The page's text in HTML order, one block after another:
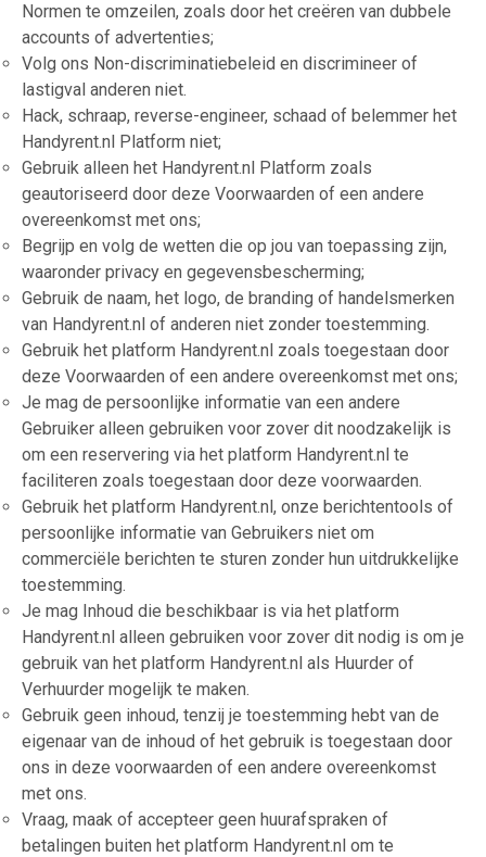
Normen te omzeilen, zoals door het creëren van dubbele
accounts of advertenties;
Volg ons Non-discriminatiebeleid en discrimineer of
lastigval anderen niet.
Hack, schraap, reverse-engineer, schaad of belemmer het
Handyrent.nl Platform niet;
Gebruik alleen het Handyrent.nl Platform zoals
geautoriseerd door deze Voorwaarden of een andere
overeenkomst met ons;
Begrijp en volg de wetten die op jou van toepassing zijn,
waaronder privacy en gegevensbescherming;
Gebruik de naam, het logo, de branding of handelsmerken
van Handyrent.nl of anderen niet zonder toestemming.
Gebruik het platform Handyrent.nl zoals toegestaan door
deze Voorwaarden of een andere overeenkomst met ons;
Je mag de persoonlijke informatie van een andere
Gebruiker alleen gebruiken voor zover dit noodzakelijk is
om een reservering via het platform Handyrent.nl te
faciliteren zoals toegestaan door deze voorwaarden.
Gebruik het platform Handyrent.nl, onze berichtentools of
persoonlijke informatie van Gebruikers niet om
commerciële berichten te sturen zonder hun uitdrukkelijke
toestemming.
Je mag Inhoud die beschikbaar is via het platform
Handyrent.nl alleen gebruiken voor zover dit nodig is om je
gebruik van het platform Handyrent.nl als Huurder of
Verhuurder mogelijk te maken.
Gebruik geen inhoud, tenzij je toestemming hebt van de
eigenaar van de inhoud of het gebruik is toegestaan door
ons in deze voorwaarden of een andere overeenkomst
met ons.
Vraag, maak of accepteer geen huurafspraken of
betalingen buiten het platform Handyrent.nl om te